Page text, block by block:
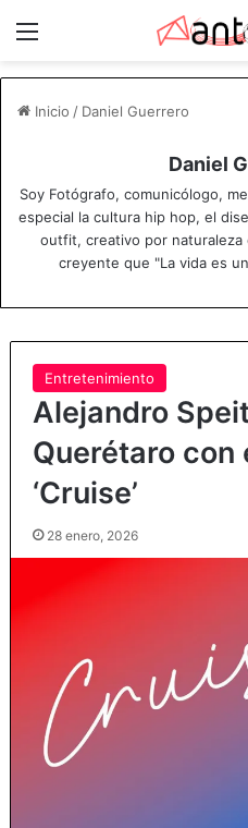
Inicio / Daniel Guerrero
Daniel
Soy Fotógrafo, comunicólogo,
especial la cultura hip hop, el
outfit, creativo por
creyente que "La vida es
Entretenimiento
Alejandro
Querétaro con
‘Cruise’
28 enero, 2026